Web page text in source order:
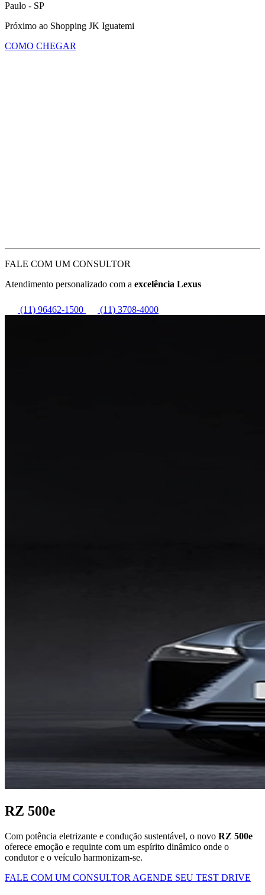
Paulo - SP
Próximo ao Shopping JK Iguatemi
COMO CHEGAR
FALE COM UM CONSULTOR
Atendimento personalizado com a excelência Lexus
(11) 96462-1500 (11) 3708-4000
RZ 500e
Com potência eletrizante e condução sustentável, o novo RZ 500e
oferece emoção e requinte com um espírito dinâmico onde o
condutor e o veículo harmonizam-se.
FALE COM UM CONSULTOR AGENDE SEU TEST DRIVE